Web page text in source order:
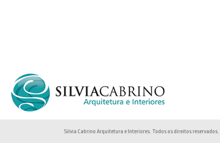
Silvia Cabrino Arquitetura e Interiores. Todos os direitos reservados.